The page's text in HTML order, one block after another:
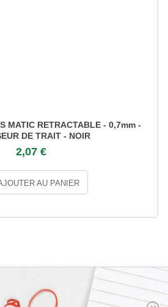
MATIC RETRACTABLE - 0,7mm -
DE TRAIT - NOIR
2,07 €
AU PANIER